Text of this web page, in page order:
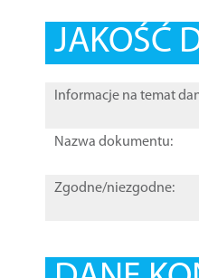
JAKOŚĆ
Informacje na temat
Nazwa dokumentu:
Zgodne/niezgodne: